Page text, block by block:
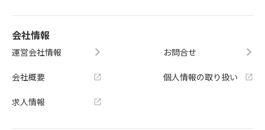
会社情報
運営会社情報
会社概要
求人情報
お問合せ
個人情報の取り扱い